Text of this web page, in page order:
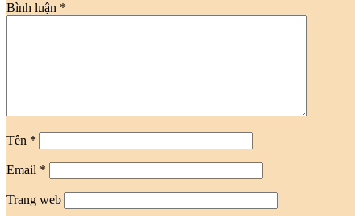
Bình luận *
Tên *
Email *
Trang web